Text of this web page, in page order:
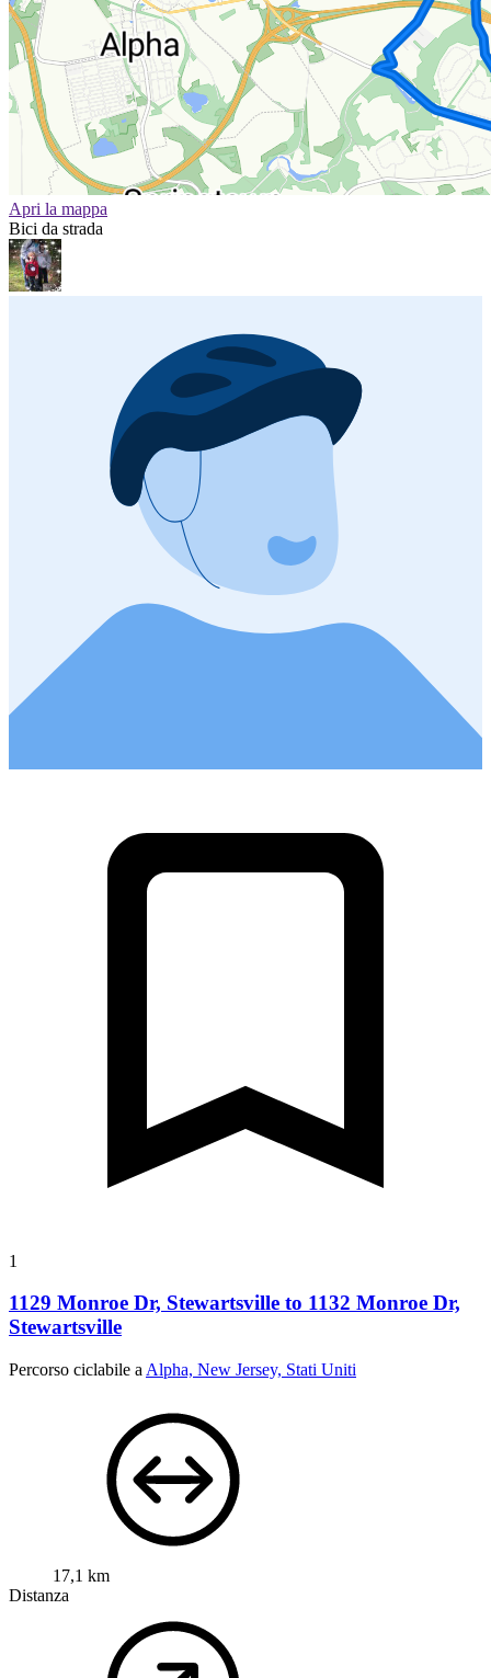
Apri la mappa
Bici da strada
1
1129 Monroe Dr, Stewartsville to 1132 Monroe Dr,
Stewartsville
Percorso ciclabile a Alpha, New Jersey, Stati Uniti
17,1 km
Distanza